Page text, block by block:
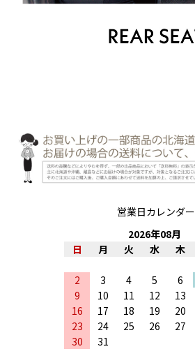
営業日カレンダー
2026年08月
日
月 火 水 木
2
3 4 5 6
9
10 11 12 13
16
17 18 19 20
23
24 25 26 27
30
31